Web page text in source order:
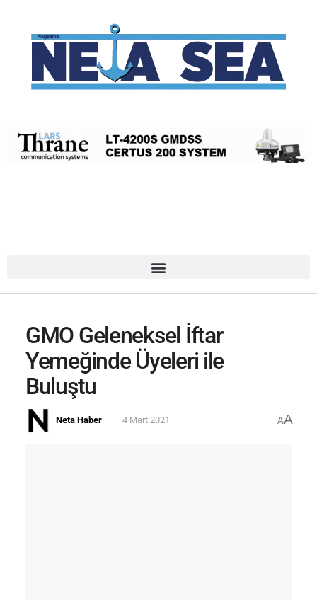
GMO Geleneksel İftar
Yemeğinde Üyeleri ile
Buluştu
Neta Haber 4 Mart 2021 AA